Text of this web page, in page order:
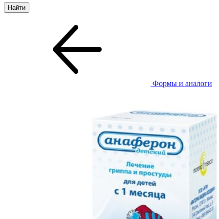
Формы и аналоги